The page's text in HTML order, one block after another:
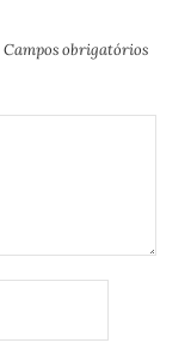
Campos obrigatórios